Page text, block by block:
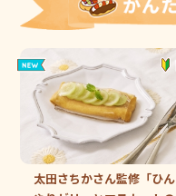
太田さちかさん監修「ひん